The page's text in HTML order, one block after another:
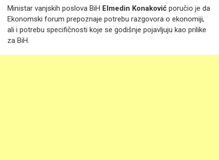
Ministar vanjskih poslova BiH Elmedin Konaković poručio je da
Ekonomski forum prepoznaje potrebu razgovora o ekonomiji,
ali i potrebu specifičnosti koje se godišnje pojavljuju kao prilike
za BiH.